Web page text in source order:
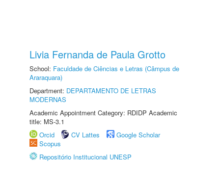
Livia Fernanda de Paula Grotto
School: Faculdade de Ciências e Letras (Câmpus de
Araraquara)
Department: DEPARTAMENTO DE LETRAS
MODERNAS
Academic Appointment Category: RDIDP Academic
title: MS-3.1
Orcid
CV Lattes
Google Scholar
Scopus
Repositório Institucional UNESP